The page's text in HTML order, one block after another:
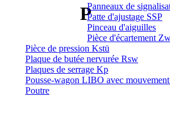
PPanneaux de
Patte d'ajustage SSP
Pinceau d'aiguilles
Pièce d'écartement
Pièce de pression Kstü
Plaque de butée nervurée Rsw
Plaques de serrage Kp
Pousse-wagon LIBO avec
Poutre